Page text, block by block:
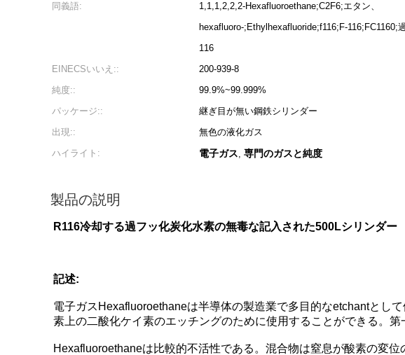
同義語:
1,1,1,2,2,2-Hexafluoroethane;C2F6;エタン、
hexafluoro-;Ethylhexafluoride;f116;F-116;FC1160;
116
EINECSいいえ:: 200-939-8
純度::
99.9%~99.999%
パッケージ::
継ぎ目が無い鋼鉄シリンダー
出現::
無色の液化ガス
ハイライト:
電子ガス, 専門のガスと純度
製品の説明
R116冷却する過フッ化炭化水素の無毒な記入された500Lシリンダー
記述:
電子ガスHexafluoroethaneは半導体の製造業で多目的なetchantとし
素上の二酸化ケイ素のエッチングのために使用することができる。
Hexafluoroethaneは比較的不活性である。混合物は窒息が酸素の変